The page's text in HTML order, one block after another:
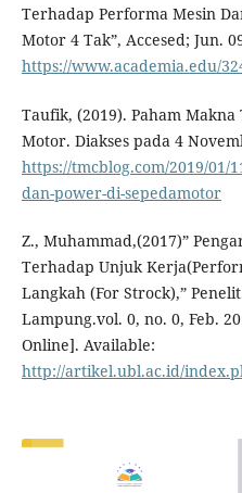
Terhadap Performa Mesin
Motor 4 Tak”, Accesed; Jun.
https://www.academia.edu/
Taufik, (2019). Paham
Motor. Diakses pada 4
https://tmcblog.com/2019/01/
dan-power-di-sepedamotor
Z., Muhammad,(2017)”
Terhadap Unjuk
Langkah (For Strock),”
Lampung.vol. 0, no. 0, Feb.
Online]. Available:
http://artikel.ubl.ac.id/